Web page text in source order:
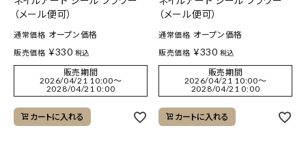
（メール便可）
通常価格 オープン価格
販売価格 ¥330 税込
販売期間
2026/04/21 10:00〜
2028/04/21 0:00
カートに入れる
（メール便可）
通常価格 オープン価格
販売価格 ¥330 税込
販売期間
2026/04/21 10:00〜
2028/04/21 0:00
カートに入れる